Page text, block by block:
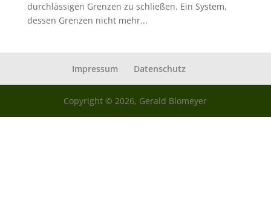
durchlässigen Grenzen zu schließen. Ein System,
dessen Grenzen nicht mehr...
Impressum Datenschutz
Copyright © 2026, Gerald Blomeyer